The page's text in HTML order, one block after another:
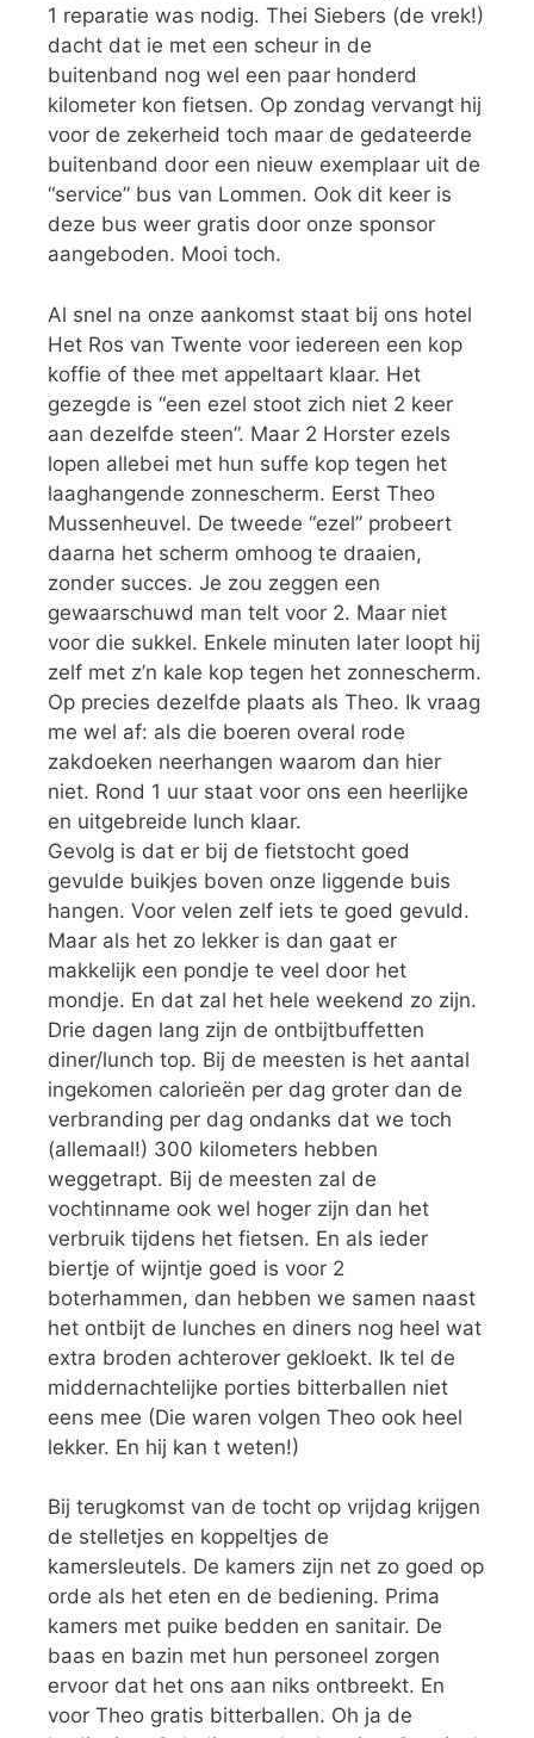
1 reparatie was nodig. Thei Siebers (de vrek!)
dacht dat ie met een scheur in de
buitenband nog wel een paar honderd
kilometer kon fietsen. Op zondag vervangt hij
voor de zekerheid toch maar de gedateerde
buitenband door een nieuw exemplaar uit de
“service” bus van Lommen. Ook dit keer is
deze bus weer gratis door onze sponsor
aangeboden. Mooi toch.
Al snel na onze aankomst staat bij ons hotel
Het Ros van Twente voor iedereen een kop
koffie of thee met appeltaart klaar. Het
gezegde is “een ezel stoot zich niet 2 keer
aan dezelfde steen”. Maar 2 Horster ezels
lopen allebei met hun suffe kop tegen het
laaghangende zonnescherm. Eerst Theo
Mussenheuvel. De tweede “ezel” probeert
daarna het scherm omhoog te draaien,
zonder succes. Je zou zeggen een
gewaarschuwd man telt voor 2. Maar niet
voor die sukkel. Enkele minuten later loopt hij
zelf met z’n kale kop tegen het zonnescherm.
Op precies dezelfde plaats als Theo. Ik vraag
me wel af: als die boeren overal rode
zakdoeken neerhangen waarom dan hier
niet. Rond 1 uur staat voor ons een heerlijke
en uitgebreide lunch klaar.
Gevolg is dat er bij de fietstocht goed
gevulde buikjes boven onze liggende buis
hangen. Voor velen zelf iets te goed gevuld.
Maar als het zo lekker is dan gaat er
makkelijk een pondje te veel door het
mondje. En dat zal het hele weekend zo zijn.
Drie dagen lang zijn de ontbijtbuffetten
diner/lunch top. Bij de meesten is het aantal
ingekomen calorieën per dag groter dan de
verbranding per dag ondanks dat we toch
(allemaal!) 300 kilometers hebben
weggetrapt. Bij de meesten zal de
vochtinname ook wel hoger zijn dan het
verbruik tijdens het fietsen. En als ieder
biertje of wijntje goed is voor 2
boterhammen, dan hebben we samen naast
het ontbijt de lunches en diners nog heel wat
extra broden achterover gekloekt. Ik tel de
middernachtelijke porties bitterballen niet
eens mee (Die waren volgen Theo ook heel
lekker. En hij kan t weten!)
Bij terugkomst van de tocht op vrijdag krijgen
de stelletjes en koppeltjes de
kamersleutels. De kamers zijn net zo goed op
orde als het eten en de bediening. Prima
kamers met puike bedden en sanitair. De
baas en bazin met hun personeel zorgen
ervoor dat het ons aan niks ontbreekt. En
voor Theo gratis bitterballen. Oh ja de